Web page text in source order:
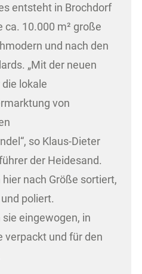
entsteht in Brochdorf
ca. 10.000 m² große
und nach den
„Mit der neuen
lokale
von
so Klaus-Dieter
der Heidesand.
nach Größe sortiert,
poliert.
eingewogen, in
verpackt und für den